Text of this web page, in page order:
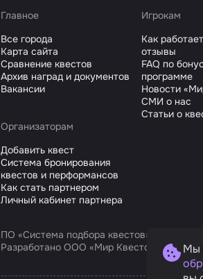
Главное
Все города
Карта сайта
Сравнение квестов
Архив наград и документов
Вакансии
Игрокам
Как
отзывы
FAQ по
программе
Новости
СМИ о нас
Статьи о
Организаторам
Добавить квест
Система бронирования
квестов и перформансов
Как стать партнером
Личный кабинет партнера
ПО «Система подбора квестов»
Разработано ООО «Мир Квестов С», ИНН
Мы